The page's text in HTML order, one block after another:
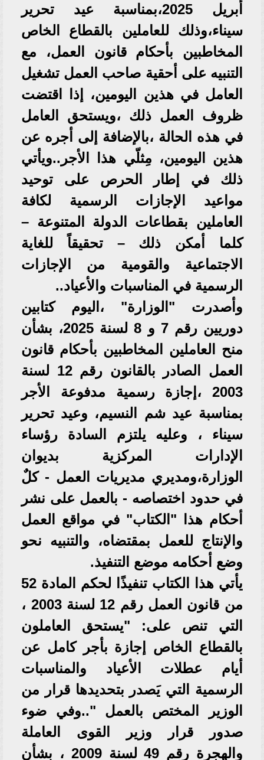
أبريل 2025،بمناسبة عيد تحرير
سيناء،وذلك للعاملين بالقطاع الخاص
المخاطبين بأحكام قانون العمل، مع
التنبيه على أحقية صاحب العمل تشغيل
العامل في هذين اليومين، إذا اقتضت
ظروف العمل ذلك ،ويستحق العامل
في هذه الحالة ،بالإضافة إلى أجره عن
هذين اليومين، مِثلّي هذا الأجر..ويأتي
ذلك في إطار الحرص على توحيد
مواعيد الإجازات الرسمية لكافة
العاملين بقطاعات الدولة المتنوعة –
كلما أمكن ذلك – تحقيقاً للغاية
الاجتماعية والقومية من الإجازات
الرسمية في المناسبات والأعياد..
وأصدرت "الوزارة" ،اليوم كتابين
دوريين رقم 7 و 8 لسنة 2025، بشأن
منح العاملين المخاطبين بأحكام قانون
العمل الصادر بالقانون رقم 12 لسنة
2003 ،إجازة رسمية مدفوعة الأجر
بمناسبة عيد شم النسيم، وعيد تحرير
سيناء ، وعليه يلتزم السادة رؤساء
الإدارات المركزية بديوان
الوزارة،ومديري مديريات العمل - كلٌ
في حدود اختصاصه - بالعمل على نشر
أحكام هذا "الكتاب" في مواقع العمل
والإنتاج للعمل بمقتضاه، والتنبيه نحو
وضع أحكامه موضع التنفيذ.
يأتي هذا الكتاب تنفيذًا لحكم المادة 52
من قانون العمل رقم 12 لسنة 2003 ،
التي تنص على: "يستحق العاملون
بالقطاع الخاص إجازة بأجر كامل عن
أيام عطلات الأعياد والمناسبات
الرسمية التي يَصدر بتحديدها قرار من
الوزير المختص بالعمل "..وفي ضوء
صدور قرار وزير القوى العاملة
والهجرة رقم 49 لسنة 2009 ، بشأن